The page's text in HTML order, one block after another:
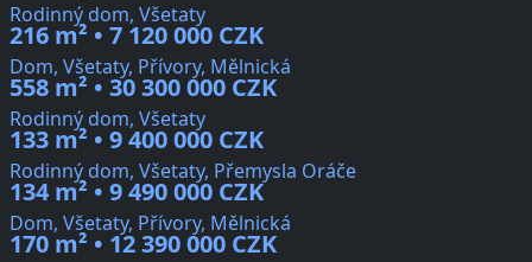
Rodinný dom, Všetaty
216 m² • 7 120 000 CZK
Dom, Všetaty, Přívory, Mělnická
558 m² • 30 300 000 CZK
Rodinný dom, Všetaty
133 m² • 9 400 000 CZK
Rodinný dom, Všetaty, Přemysla Oráče
134 m² • 9 490 000 CZK
Dom, Všetaty, Přívory, Mělnická
170 m² • 12 390 000 CZK